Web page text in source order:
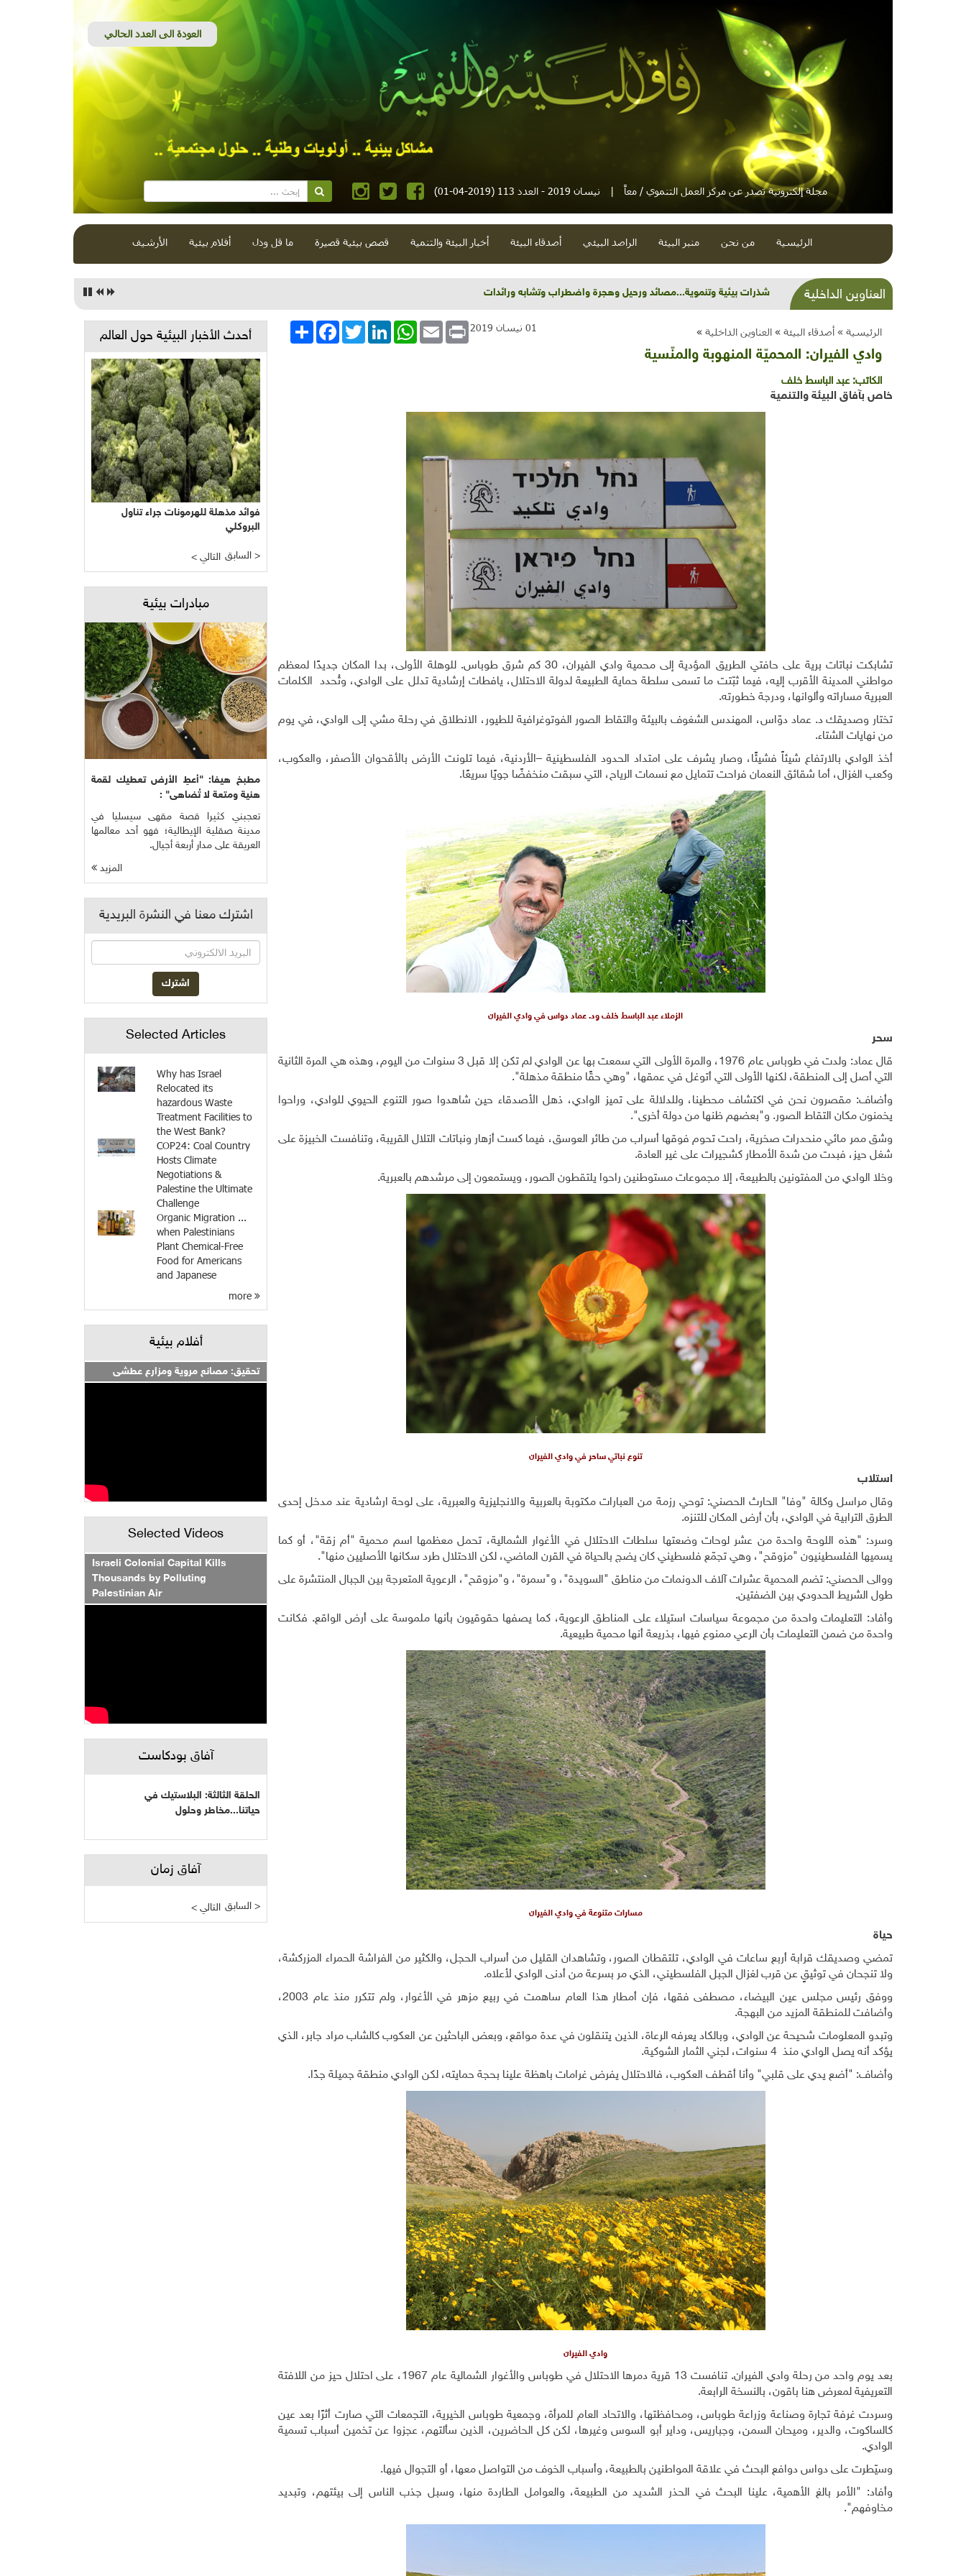
مجلة إلكترونية تصدر عن مركز العمل التنموي / معاً | نيسان 2019 - العدد 113 (2019-04-01)
الرئيسية من نحن منبر البيئة الراصد البيئي أصدقاء البيئة أخبار البيئة والتنمية قصص بيئية قصيرة ما قل ودل أفلام بيئية الأرشيف
العناوين الداخلية شذرات بيئية وتنموية...مصائد ورحيل وهجرة واضطراب وتشابه ورائدات
الرئيسية » أصدقاء البيئة » العناوين الداخلية » انشر
FacebookTwitterLinkedInWhatsApp Email Print 01 نيسان 2019
وادي الفيران: المحميّة المنهوبة والمنّسية
الكاتب:عبد الباسط خلف
خاص بآفاق البيئة والتنمية
تشابكت نباتات برية على حافتي الطريق المؤدية إلى محمية وادي الفيران، 30 كم شرق طوباس. للوهلة الأولى، بدا المكان جديدًا لمعظم
مواطني المدينة الأقرب إليه، فيما ثبّتت ما تسمى سلطة حماية الطبيعة لدولة الاحتلال، يافطات إرشادية تدلل على الوادي، وتُحدد الكلمات
العبرية مساراته وألوانها، ودرجة خطورته.
تختار وصديقك د. عماد دوّاس، المهندس الشغوف بالبيئة والتقاط الصور الفوتوغرافية للطيور، الانطلاق في رحلة مشي إلى الوادي، في يوم
من نهايات الشتاء.
أخذ الوادي بالارتفاع شيئاً فشيئًا، وصار يشرف على امتداد الحدود الفلسطينية –الأردنية، فيما تلونت الأرض بالأقحوان الأصفر، والعكوب،
وكعب الغزال، أما شقائق النعمان فراحت تتمايل مع نسمات الرياح، التي سبقت منخفضًا جويًا سريعًا.
الزملاء عبد الباسط خلف ود. عماد دواس في وادي الفيران
سحر
قال عماد: ولدت في طوباس عام 1976، والمرة الأولى التي سمعت بها عن الوادي لم تكن إلا قبل 3 سنوات من اليوم، وهذه هي المرة الثانية
التي أصل إلى المنطقة، لكنها الأولى التي أتوغل في عمقها، "وهي حقًا منطقة مذهلة".
وأضاف: مقصرون نحن في اكتشاف محطينا، وللدلالة على تميز الوادي، ذهل الأصدقاء حين شاهدوا صور التنوع الحيوي للوادي، وراحوا
يخمنون مكان التقاط الصور. و"بعضهم ظنها من دولة أخرى".
وشق ممر مائي منحدرات صخرية، راحت تحوم فوقها أسراب من طائر العوسق، فيما كست أزهار ونباتات التلال القريبة، وتنافست الخبيزة على
شغل حيز، فبدت من شدة الأمطار كشجيرات على غير العادة.
وخلا الوادي من المفتونين بالطبيعة، إلا مجموعات مستوطنين راحوا يلتقطون الصور، ويستمعون إلى مرشدهم بالعبرية.
تنوع نباتي ساحر في وادي الفيران
استلاب
وقال مراسل وكالة "وفا" الحارث الحصني: توحي رزمة من العبارات مكتوبة بالعربية والانجليزية والعبرية، على لوحة ارشادية عند مدخل إحدى
الطرق الترابية في الوادي، بأن أرض المكان للتنزه.
وسرد: "هذه اللوحة واحدة من عشر لوحات وضعتها سلطات الاحتلال في الأغوار الشمالية، تحمل معظمها اسم محمية "أم زقة"، أو كما
يسميها الفلسطينيون "مزوقح"، وهي تجمّع فلسطيني كان يضج بالحياة في القرن الماضي، لكن الاحتلال طرد سكانها الأصليين منها."
ووالى الحصني: تضم المحمية عشرات آلاف الدونمات من مناطق "السويدة"، و"سمرة"، و"مزوقح"، الرعوية المتعرجة بين الجبال المنتشرة على
طول الشريط الحدودي بين الضفتين.
وأفاد: التعليمات واحدة من مجموعة سياسات استيلاء على المناطق الرعوية، كما يصفها حقوقيون بأنها ملموسة على أرض الواقع. فكانت
واحدة من ضمن التعليمات بأن الرعي ممنوع فيها، بذريعة أنها محمية طبيعية.
مسارات متنوعة في وادي الفيران
حياة
تمضي وصديقك قرابة أربع ساعات في الوادي، تلتقطان الصور، وتشاهدان القليل من أسراب الحجل، والكثير من الفراشة الحمراء المزركشة،
ولا تنجحان في توثيقٍ عن قرب لغزال الجبل الفلسطيني، الذي مر بسرعة من أدنى الوادي لأعلاه.
ووفق رئيس مجلس عين البيضاء، مصطفى فقها، فإن أمطار هذا العام ساهمت في ربيع مزهر في الأغوار، ولم تتكرر منذ عام 2003،
وأضافت للمنطقة المزيد من البهجة.
وتبدو المعلومات شحيحة عن الوادي، وبالكاد يعرفه الرعاة، الذين يتنقلون في عدة مواقع، وبعض الباحثين عن العكوب كالشاب مراد جابر، الذي
يؤكد أنه يصل الوادي منذ 4 سنوات، لجني الثمار الشوكية.
وأضاف: "أضع يدي على قلبي" وأنا أقطف العكوب، فالاحتلال يفرض غرامات باهظة علينا بحجة حمايته، لكن الوادي منطقة جميلة جدًا.
وادي الفيران
بعد يوم واحد من رحلة وادي الفيران. تنافست 13 قرية دمرها الاحتلال في طوباس والأغوار الشمالية عام 1967، على احتلال حيز من اللافتة
التعريفية لمعرض هنا باقون، بالنسخة الرابعة.
وسردت غرفة تجارة وصناعة وزراعة طوباس، ومحافظتها، والاتحاد العام للمرأة، وجمعية طوباس الخيرية، التجمعات التي صارت أثرًا بعد عين
كالساكوت، والدير، وميحان السمن، وجباريس، وداير أبو السوس وغيرها، لكن كل الحاضرين، الذين سألتهم، عجزوا عن تخمين أسباب تسمية
الوادي.
وسيّطرت على دواس دوافع البحث في علاقة المواطنين بالطبيعة، وأسباب الخوف من التواصل معها، أو التجوال فيها.
وأفاد: "الأمر بالغ الأهمية، علينا البحث في الحذر الشديد من الطبيعة، والعوامل الطاردة منها، وسبل جذب الناس إلى بيئتهم، وتبديد
مخاوفهم".
أحدث الأخبار البيئية حول العالم
نجاح مبشر وواعد لتجربة الأراضي الرطبة
المصطنعة في معالجة المياه
< التالي السابق >
مبادرات بيئية
مطبخ هيفا: "أعطِ الأرض تعطيك لقمة
هنية ومتعة لا تُضاهى" :
تعجبني كثيرا قصة مقهى سيسليا في
مدينة صقلية الإيطالية؛ فهو أحد معالمها
العريقة على مدار أربعة أجيال.
المزيد
اشترك معنا في النشرة البريدية
Selected Articles
Why has Israel
Relocated its
hazardous Waste
Treatment Facilities to
the West Bank?
COP24: Coal Country
Hosts Climate
Negotiations &
Palestine the Ultimate
Challenge
Organic Migration ...
when Palestinians
Plant Chemical-Free
Food for Americans
and Japanese
أفلام بيئية
تحقيق: مصانع مروية ومزارع عطشى
Selected Videos
Israeli Colonial Capital Kills
Thousands by Polluting
Palestinian Air
آفاق بودكاست
الحلقة الثالثة: البلاستيك في
حياتنا...مخاطر وحلول
آفاق زمان
< التالي السابق >